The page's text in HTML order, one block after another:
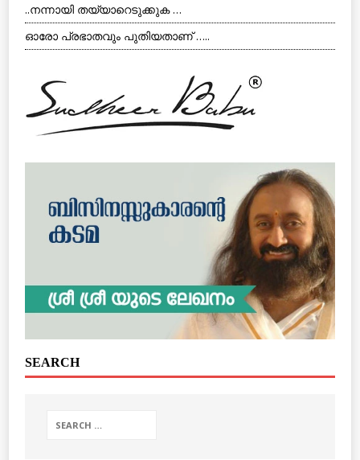
..നന്നായി തയ്യാറെടുക്കുക …
ഓരോ പ്രഭാതവും പുതിയതാണ് …..
SEARCH